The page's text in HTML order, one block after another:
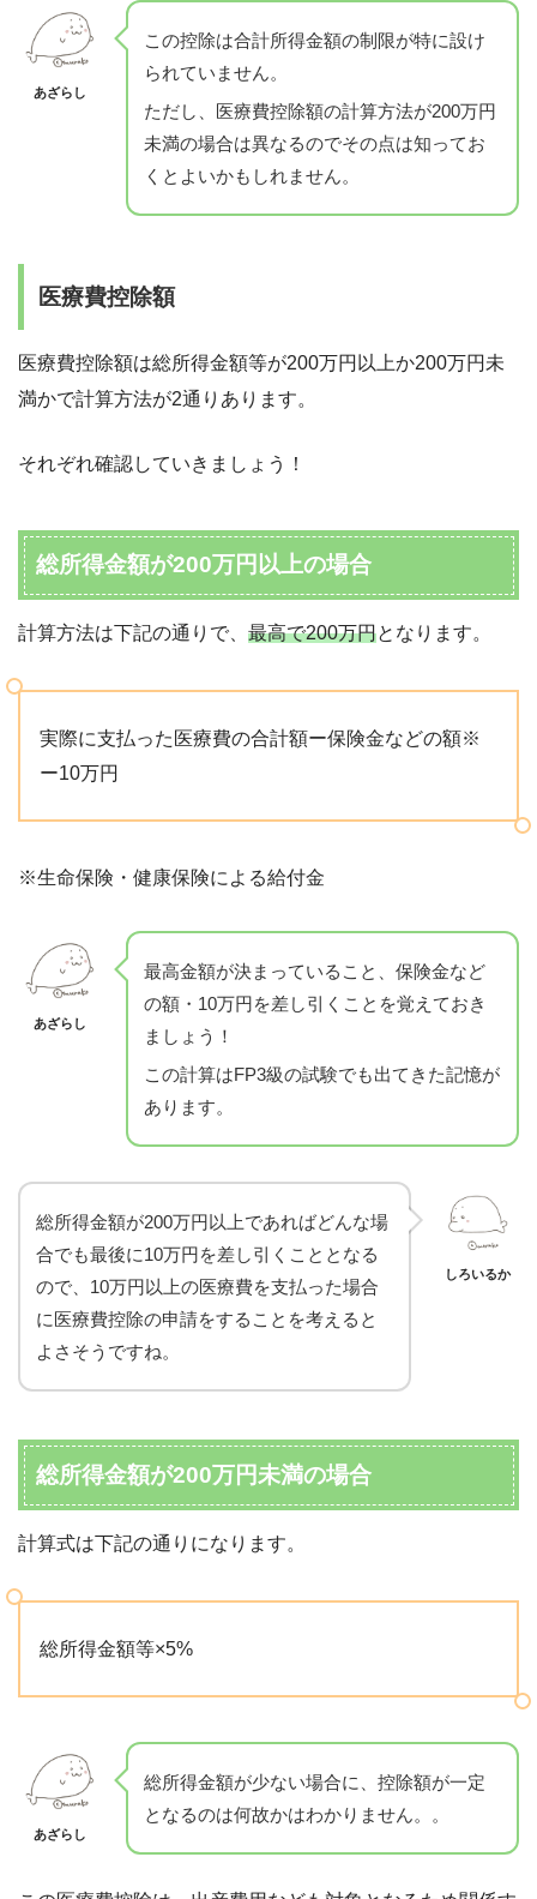
あざらし
この控除は合計所得金額の制限が特に設け
られていません。
ただし、医療費控除額の計算方法が200万円
未満の場合は異なるのでその点は知ってお
くとよいかもしれません。
医療費控除額
医療費控除額は総所得金額等が200万円以上か200万円未
満かで計算方法が2通りあります。
それぞれ確認していきましょう！
総所得金額が200万円以上の場合
計算方法は下記の通りで、 最高で200万円となります。
実際に支払った医療費の合計額ー保険金などの額※
ー10万円
※生命保険・健康保険による給付金
あざらし
最高金額が決まっていること、保険金など
の額・10万円を差し引くことを覚えておき
ましょう！
この計算はFP3級の試験でも出てきた記憶が
あります。
しろいるか
総所得金額が200万円以上であればどんな場
合でも最後に10万円を差し引くこととなる
ので、10万円以上の医療費を支払った場合
に医療費控除の申請をすることを考えると
よさそうですね。
総所得金額が200万円未満の場合
計算式は下記の通りになります。
総所得金額等×5%
あざらし
総所得金額が少ない場合に、控除額が一定
となるのは何故かはわかりません。。